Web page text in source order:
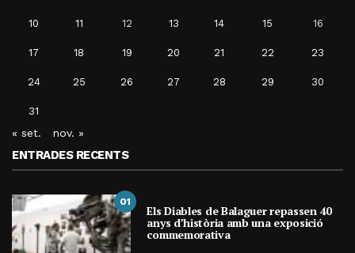
10 11 12 13 14 15 16
17 18 19 20 21 22 23
24 25 26 27 28 29 30
31
« set. nov. »
ENTRADES RECENTS
01
Els Diables de Balaguer repassen 40
anys d’història amb una exposició
commemorativa